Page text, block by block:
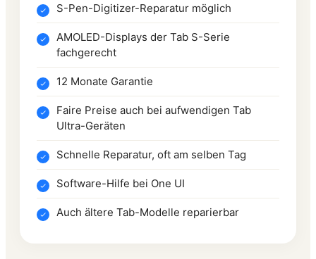
S-Pen-Digitizer-Reparatur möglich
AMOLED-Displays der Tab S-Serie
fachgerecht
12 Monate Garantie
Faire Preise auch bei aufwendigen Tab
Ultra-Geräten
Schnelle Reparatur, oft am selben Tag
Software-Hilfe bei One UI
Auch ältere Tab-Modelle reparierbar